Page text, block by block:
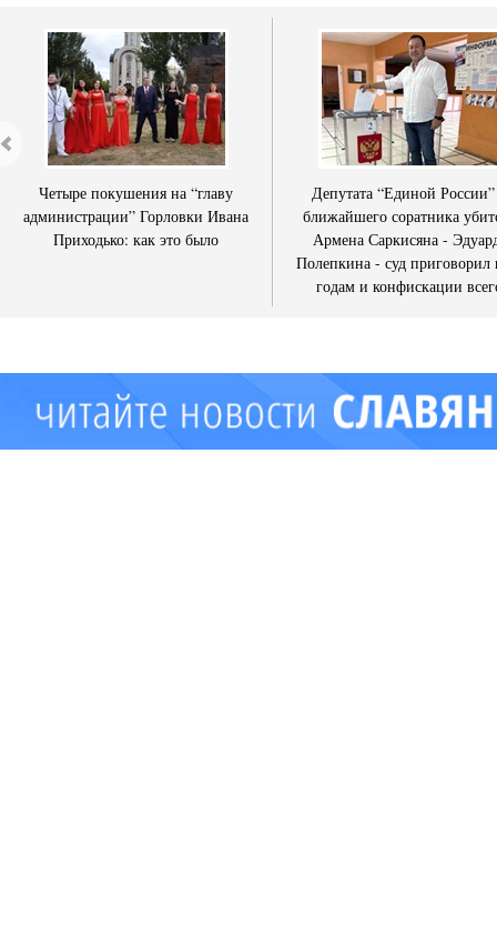
Четыре покушения на “главу
администрации” Горловки Ивана
Приходько: как это было
Депутата “Единой
ближайшего соратника
Армена Саркисяна -
Полепкина - суд приговорил
годам и конфискации